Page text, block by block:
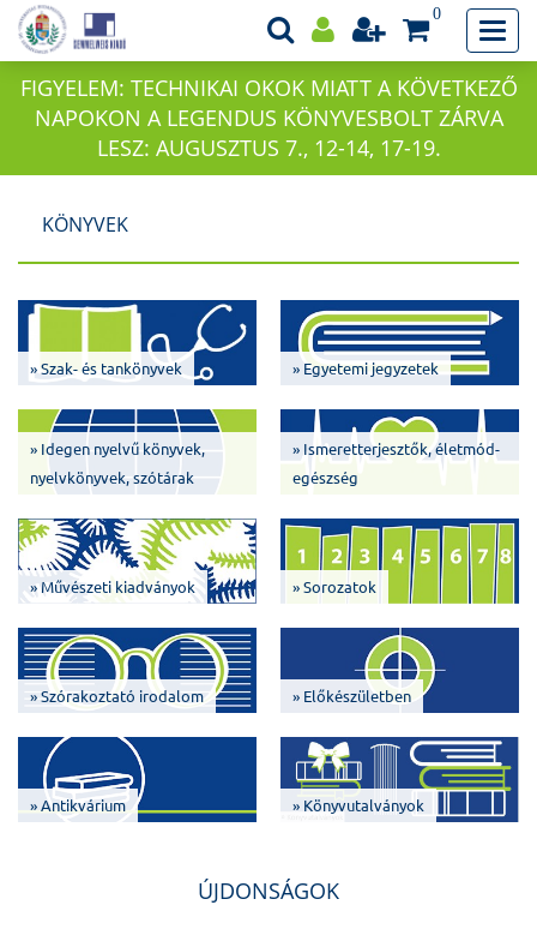
0
FIGYELEM: TECHNIKAI OKOK MIATT A KÖVETKEZŐ
NAPOKON A LEGENDUS KÖNYVESBOLT ZÁRVA
LESZ: AUGUSZTUS 7., 12-14, 17-19.
KÖNYVEK
» Szak- és tankönyvek » Egyetemi jegyzetek
» Idegen nyelvű könyvek,
nyelvkönyvek, szótárak
» Ismeretterjesztők, életmód-
egészség
» Művészeti kiadványok » Sorozatok
» Szórakoztató irodalom » Előkészületben
» Antikvárium » Könyvutalványok
ÚJDONSÁGOK